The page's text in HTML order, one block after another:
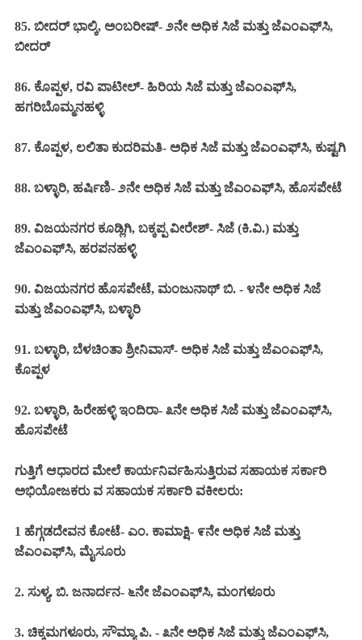
85. ಬೀದರ್ ಭಾಲ್ಕಿ, ಅಂಬರೀಷ್- ೨ನೇ ಅಧಿಕ ಸಿಜೆ ಮತ್ತು ಜೆಎಂಎಫ್‌ಸಿ,
ಬೀದರ್
86. ಕೊಪ್ಪಳ, ರವಿ ಪಾಟೀಲ್- ಹಿರಿಯ ಸಿಜೆ ಮತ್ತು ಜೆಎಂಎಫ್‌ಸಿ,
ಹಗರಿಬೊಮ್ಮನಹಳ್ಳಿ
87. ಕೊಪ್ಪಳ, ಲಲಿತಾ ಕುದರಿಮತಿ- ಅಧಿಕ ಸಿಜೆ ಮತ್ತು ಜೆಎಂಎಫ್‌ಸಿ, ಕುಷ್ಟಗಿ
88. ಬಳ್ಳಾರಿ, ಹರ್ಷಿಣಿ- ೨ನೇ ಅಧಿಕ ಸಿಜೆ ಮತ್ತು ಜೆಎಂಎಫ್‌ಸಿ, ಹೊಸಪೇಟೆ
89. ವಿಜಯನಗರ ಕೂಡ್ಲಿಗಿ, ಬಕ್ಕಪ್ಪ ವೀರೇಶ್- ಸಿಜೆ (ಕಿ.ವಿ.) ಮತ್ತು
ಜೆಎಂಎಫ್‌ಸಿ, ಹರಪನಹಳ್ಳಿ
90. ವಿಜಯನಗರ ಹೊಸಪೇಟೆ, ಮಂಜುನಾಥ್ ಬಿ. - ೪ನೇ ಅಧಿಕ ಸಿಜೆ
ಮತ್ತು ಜೆಎಂಎಫ್‌ಸಿ, ಬಳ್ಳಾರಿ
91. ಬಳ್ಳಾರಿ, ಬೆಳಚಿಂತಾ ಶ್ರೀನಿವಾಸ್- ಅಧಿಕ ಸಿಜೆ ಮತ್ತು ಜೆಎಂಎಫ್‌ಸಿ,
ಕೊಪ್ಪಳ
92. ಬಳ್ಳಾರಿ, ಹಿರೇಹಳ್ಳಿ ಇಂದಿರಾ- ೩ನೇ ಅಧಿಕ ಸಿಜೆ ಮತ್ತು ಜೆಎಂಎಫ್‌ಸಿ,
ಹೊಸಪೇಟೆ
ಗುತ್ತಿಗೆ ಆಧಾರದ ಮೇಲೆ ಕಾರ್ಯನಿರ್ವಹಿಸುತ್ತಿರುವ ಸಹಾಯಕ ಸರ್ಕಾರಿ
ಅಭಿಯೋಜಕರು ವ ಸಹಾಯಕ ಸರ್ಕಾರಿ ವಕೀಲರು:
1 ಹೆಗ್ಗಡದೇವನ ಕೋಟೆ- ಎಂ. ಕಾಮಾಕ್ಷಿ- ೯ನೇ ಅಧಿಕ ಸಿಜೆ ಮತ್ತು
ಜೆಎಂಎಫ್‌ಸಿ, ಮೈಸೂರು
2. ಸುಳ್ಯ, ಬಿ. ಜನಾರ್ದನ- ೬ನೇ ಜೆಎಂಎಫ್‌ಸಿ, ಮಂಗಳೂರು
3. ಚಿಕ್ಕಮಗಳೂರು, ಸೌಮ್ಯಾ ಪಿ. - ೩ನೇ ಅಧಿಕ ಸಿಜೆ ಮತ್ತು ಜೆಎಂಎಫ್‌ಸಿ,